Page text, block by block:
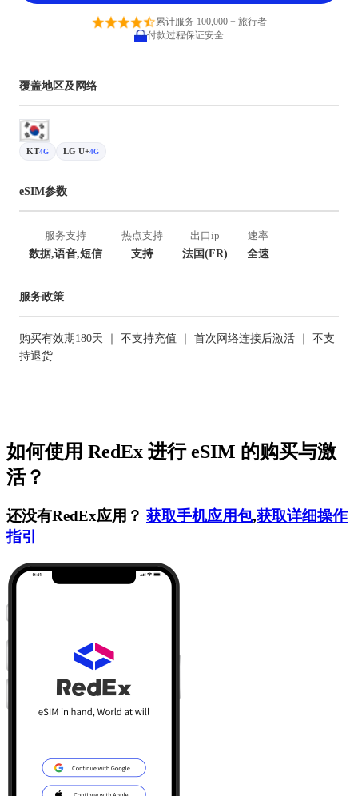
累计服务 100,000 + 旅行者
付款过程保证安全
覆盖地区及网络
KT4G LG U+4G
eSIM参数
服务支持
数据,语音,短信
热点支持
支持
出口ip
法国(FR)
速率
全速
服务政策
购买有效期180天 ｜ 不支持充值 ｜ 首次网络连接后激活 ｜ 不支
持退货
如何使用 RedEx 进行 eSIM 的购买与激
活？
还没有RedEx应用？ 获取手机应用包,获取详细操作
指引